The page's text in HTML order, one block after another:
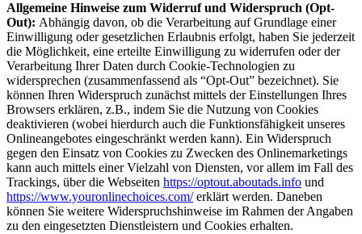
Allgemeine Hinweise zum Widerruf und Widerspruch (Opt-
Out): Abhängig davon, ob die Verarbeitung auf Grundlage einer
Einwilligung oder gesetzlichen Erlaubnis erfolgt, haben Sie jederzeit
die Möglichkeit, eine erteilte Einwilligung zu widerrufen oder der
Verarbeitung Ihrer Daten durch Cookie-Technologien zu
widersprechen (zusammenfassend als “Opt-Out” bezeichnet). Sie
können Ihren Widerspruch zunächst mittels der Einstellungen Ihres
Browsers erklären, z.B., indem Sie die Nutzung von Cookies
deaktivieren (wobei hierdurch auch die Funktionsfähigkeit unseres
Onlineangebotes eingeschränkt werden kann). Ein Widerspruch
gegen den Einsatz von Cookies zu Zwecken des Onlinemarketings
kann auch mittels einer Vielzahl von Diensten, vor allem im Fall des
Trackings, über die Webseiten https://optout.aboutads.info und
https://www.youronlinechoices.com/erklärt werden. Daneben
können Sie weitere Widerspruchshinweise im Rahmen der Angaben
zu den eingesetzten Dienstleistern und Cookies erhalten.